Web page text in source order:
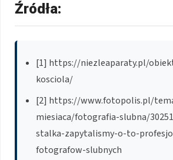
Źródła:
[1] https://niezleaparaty.pl/
kosciola/
[2] https://www.fotopolis.pl/
miesiaca/fotografia-slubna/
stalka-zapytalismy-o-to-
fotografow-slubnych